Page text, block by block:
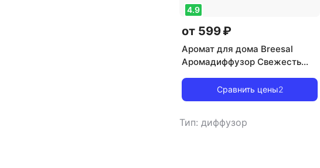
4.9
от 599 ₽
Аромат для дома Breesal
Аромадиффузор Свежесть
Сравнить цены2
Тип: диффузор